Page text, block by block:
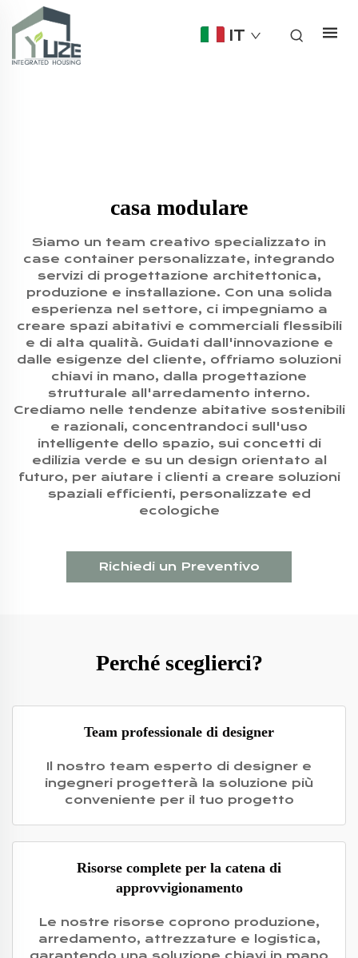
IT
casa modulare
Siamo un team creativo specializzato in
case container personalizzate, integrando
servizi di progettazione architettonica,
produzione e installazione. Con una solida
esperienza nel settore, ci impegniamo a
creare spazi abitativi e commerciali flessibili
e di alta qualità. Guidati dall'innovazione e
dalle esigenze del cliente, offriamo soluzioni
chiavi in mano, dalla progettazione
strutturale all'arredamento interno.
Crediamo nelle tendenze abitative sostenibili
e razionali, concentrandoci sull'uso
intelligente dello spazio, sui concetti di
edilizia verde e su un design orientato al
futuro, per aiutare i clienti a creare soluzioni
spaziali efficienti, personalizzate ed
ecologiche
Richiedi un Preventivo
Perché sceglierci?
Team professionale di designer
Il nostro team esperto di designer e
ingegneri progetterà la soluzione più
conveniente per il tuo progetto
Risorse complete per la catena di
approvvigionamento
Le nostre risorse coprono produzione,
arredamento, attrezzature e logistica,